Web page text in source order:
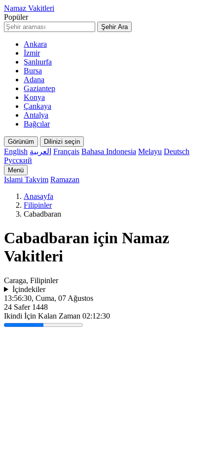
Namaz Vakitleri
Popüler
Şehir Ara
Ankara
İzmir
Şanlıurfa
Bursa
Adana
Gaziantep
Konya
Çankaya
Antalya
Bağcılar
Görünüm Dilinizi seçin
English العربية Français Bahasa Indonesia Melayu Deutsch
Русский
Menü
Islami Takvim Ramazan
Anasayfa
Filipinler
Cabadbaran
Cabadbaran için Namaz
Vakitleri
Caraga, Filipinler
İçindekiler
13:56:30, Cuma, 07 Ağustos
24 Safer 1448
Ikindi İçin Kalan Zaman 02:12:30